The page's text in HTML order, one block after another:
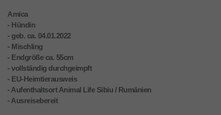
Amica
- Hündin
- geb. ca. 04.01.2022
- Mischling
- Endgröße ca. 55cm
- vollständig durchgeimpft
- EU-Heimtierausweis
- Aufenthaltsort Animal Life Sibiu / Rumänien
- Ausreisebereit